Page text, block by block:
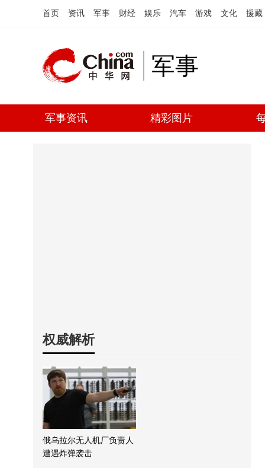
首页 资讯 军事 财经 娱乐 汽车 游戏 文化 援藏
军事
军事资讯 精彩图片
权威解析
俄乌拉尔无人机厂负责人
遭遇炸弹袭击